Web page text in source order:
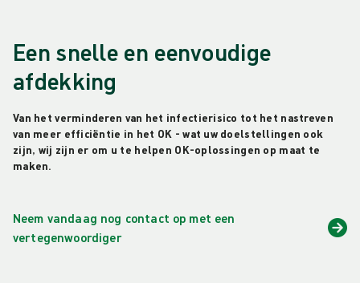
Een snelle en eenvoudige
afdekking
Van het verminderen van het infectierisico tot het nastreven
van meer efficiëntie in het OK - wat uw doelstellingen ook
zijn, wij zijn er om u te helpen OK-oplossingen op maat te
maken.
Neem vandaag nog contact op met een
vertegenwoordiger